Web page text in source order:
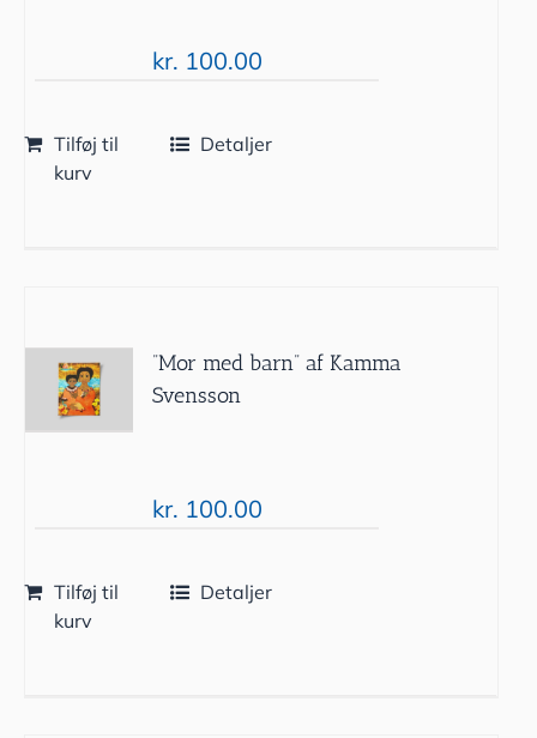
kr. 100.00
Tilføj til
kurv
Detaljer
”Mor med barn” af Kamma
Svensson
kr. 100.00
Tilføj til
kurv
Detaljer